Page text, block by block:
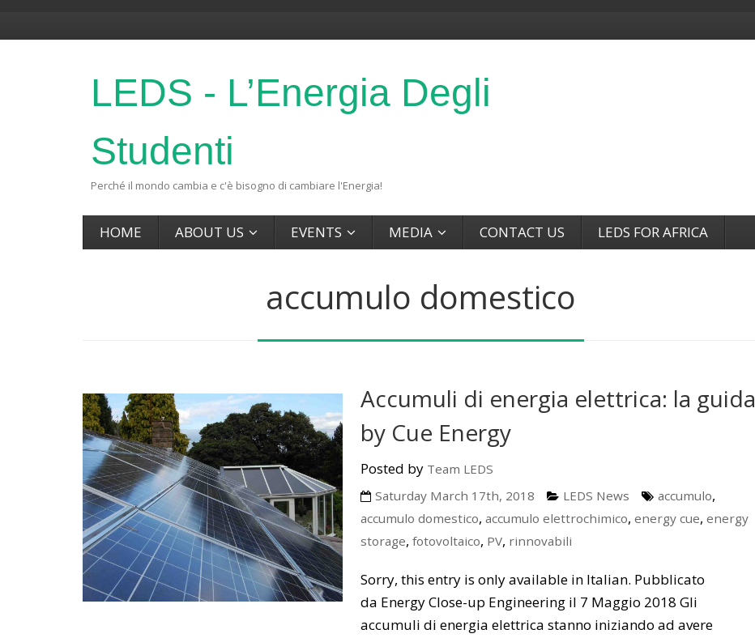
LEDS - L’Energia Degli
Studenti
Perché il mondo cambia e c'è bisogno di cambiare l'Energia!
HOME ABOUT US EVENTS MEDIA CONTACT US LEDS FOR AFRICA
accumulo domestico
Accumuli di energia elettrica: la guida
by Cue Energy
Posted by Team LEDS
Saturday March 17th, 2018
LEDS News accumulo,
accumulo domestico, accumulo elettrochimico, energy cue, energy
storage, fotovoltaico, PV, rinnovabili
Sorry, this entry is only available in Italian. Pubblicato
da Energy Close-up Engineering il 7 Maggio 2018 Gli
accumuli di energia elettrica stanno iniziando ad avere